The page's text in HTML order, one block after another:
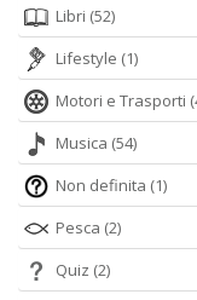
Libri (52)
Lifestyle (1)
Motori e Trasporti
Musica (54)
Non definita (1)
Pesca (2)
Quiz (2)